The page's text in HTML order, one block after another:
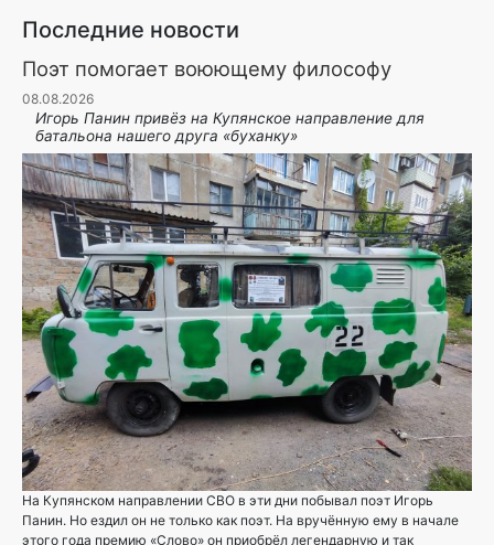
Последние новости
Поэт помогает воюющему философу
08.08.2026
Игорь Панин привëз на Купянское направление для
батальона нашего друга «буханку»
На Купянском направлении СВО в эти дни побывал поэт Игорь
Панин. Но ездил он не только как поэт. На вручённую ему в начале
этого года премию «Слово» он приобрёл легендарную и так